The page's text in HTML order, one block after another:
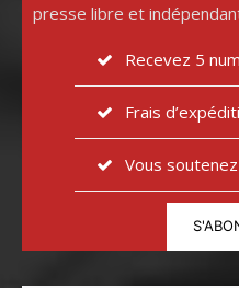
presse libre et
Recevez 5
Frais
Vous